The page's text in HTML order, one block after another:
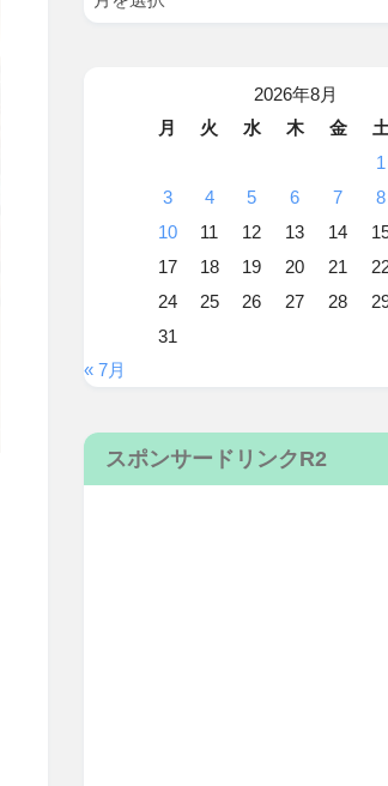
2026年8月
月
火 水 木 金
1
3
4 5 6 7 8
10
11 12 13 14
17
18 19 20 21
24
25 26 27 28
31
« 7月
スポンサードリンクR2